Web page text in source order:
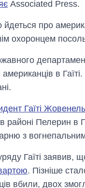
Associated Press.
про
охоронцем
в
Гаїті
районі Пелерин
з
Гаїті
. Пізніше
вбили, двох